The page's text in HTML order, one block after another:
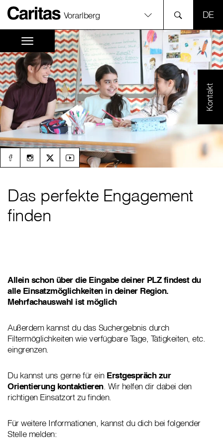
Vorarlberg
Kontakt
Das perfekte Engagement
finden
Allein schon über die Eingabe deiner PLZ findest du
alle Einsatzmöglichkeiten in deiner Region.
Mehrfachauswahl ist möglich
Außerdem kannst du das Suchergebnis durch
Filtermöglichkeiten wie verfügbare Tage, Tätigkeiten, etc.
eingrenzen.
Du kannst uns gerne für ein Erstgespräch zur
Orientierung kontaktieren. Wir helfen dir dabei den
richtigen Einsatzort zu finden.
Für weitere Informationen, kannst du dich bei folgender
Stelle melden: